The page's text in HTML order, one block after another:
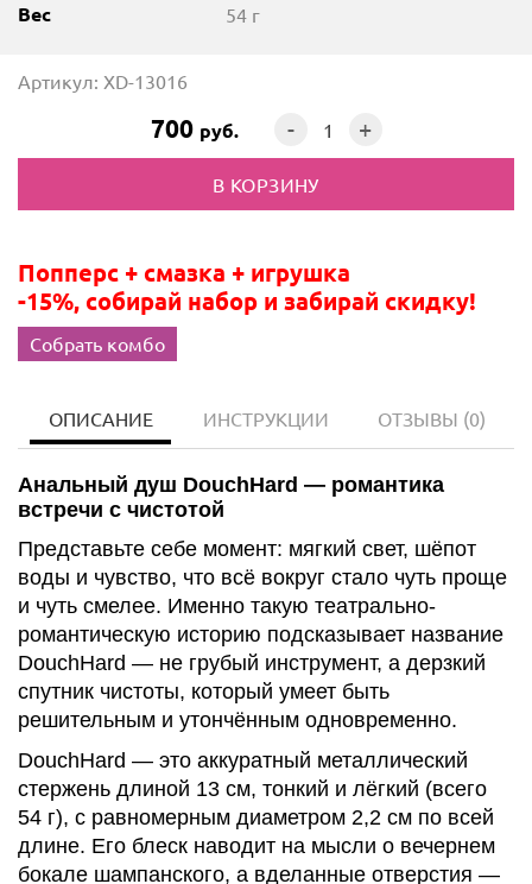
Вес 54 г
Артикул: XD-13016
700 руб. - +
Попперс + смазка + игрушка
-15%, собирай набор и забирай скидку!
Собрать комбо
ОПИСАНИЕ ИНСТРУКЦИИ ОТЗЫВЫ (0)
Анальный душ DouchHard — романтика
встречи с чистотой
Представьте себе момент: мягкий свет, шёпот
воды и чувство, что всё вокруг стало чуть проще
и чуть смелее. Именно такую театрально-
романтическую историю подсказывает название
DouchHard — не грубый инструмент, а дерзкий
спутник чистоты, который умеет быть
решительным и утончённым одновременно.
DouchHard — это аккуратный металлический
стержень длиной 13 см, тонкий и лёгкий (всего
54 г), с равномерным диаметром 2,2 см по всей
длине. Его блеск наводит на мысли о вечернем
бокале шампанского, а вделанные отверстия —